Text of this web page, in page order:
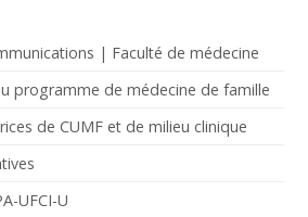
| Faculté de médecine
programme de médecine de famille
de CUMF et de milieu clinique
UFCI-U